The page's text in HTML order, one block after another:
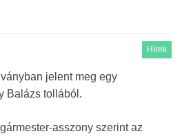
Hírek
jelent meg egy
Balázs tollából.
asszony szerint az